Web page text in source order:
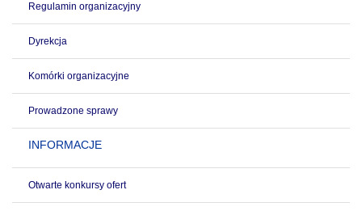
Regulamin organizacyjny
Dyrekcja
Komórki organizacyjne
Prowadzone sprawy
INFORMACJE
Otwarte konkursy ofert